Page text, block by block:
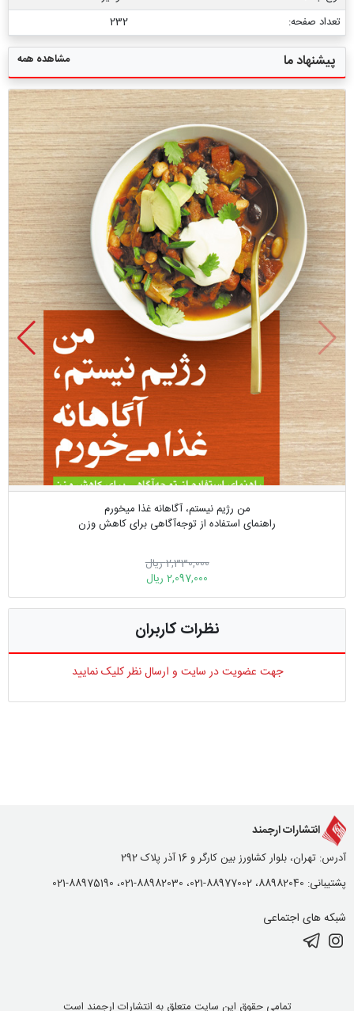
تعداد صفحه:
232
پیشنهاد ما مشاهده همه
من رژیم نیستم، آگاهانه غذا میخورم
راهنمای استفاده از توجه‌آگاهی برای کاهش وزن
2,330,000 ریال
2,097,000 ریال
نظرات کاربران
جهت عضویت در سایت و ارسال نظر کلیک نمایید
انتشارات ارجمند
آدرس: تهران، بلوار کشاورز بین کارگر و 16 آذر پلاک 292
پشتیبانی: 88982040، 88977002-021، 88982030-021، 88975190-021
شبکه های اجتماعی
تمامی حقوق این سایت متعلق به انتشارات ارجمند است